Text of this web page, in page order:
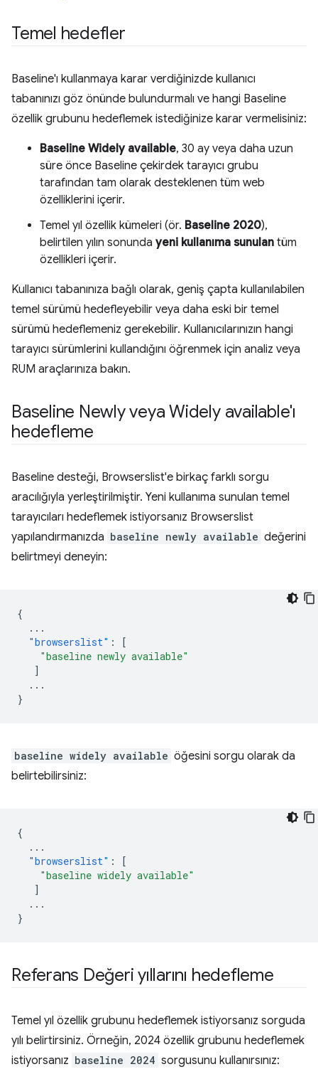
Temel hedefler
Baseline'ı kullanmaya karar verdiğinizde kullanıcı
tabanınızı göz önünde bulundurmalı ve hangi Baseline
özellik grubunu hedeflemek istediğinize karar vermelisiniz:
Baseline Widely available, 30 ay veya daha uzun
süre önce Baseline çekirdek tarayıcı grubu
tarafından tam olarak desteklenen tüm web
özelliklerini içerir.
Temel yıl özellik kümeleri (ör. Baseline 2020),
belirtilen yılın sonunda yeni kullanıma sunulan tüm
özellikleri içerir.
Kullanıcı tabanınıza bağlı olarak, geniş çapta kullanılabilen
temel sürümü hedefleyebilir veya daha eski bir temel
sürümü hedeflemeniz gerekebilir. Kullanıcılarınızın hangi
tarayıcı sürümlerini kullandığını öğrenmek için analiz veya
RUM araçlarınıza bakın.
Baseline Newly veya Widely available'ı
hedefleme
Baseline desteği, Browserslist'e birkaç farklı sorgu
aracılığıyla yerleştirilmiştir. Yeni kullanıma sunulan temel
tarayıcıları hedeflemek istiyorsanız Browserslist
yapılandırmanızda baseline newly available değerini
belirtmeyi deneyin:
{
...
"browserslist" :
[
"baseline newly available"
]
...
}
baseline widely available öğesini sorgu olarak da
belirtebilirsiniz:
{
...
"browserslist" :
[
"baseline widely available"
]
...
}
Referans Değeri yıllarını hedefleme
Temel yıl özellik grubunu hedeflemek istiyorsanız sorguda
yılı belirtirsiniz. Örneğin, 2024 özellik grubunu hedeflemek
istiyorsanız baseline 2024 sorgusunu kullanırsınız: